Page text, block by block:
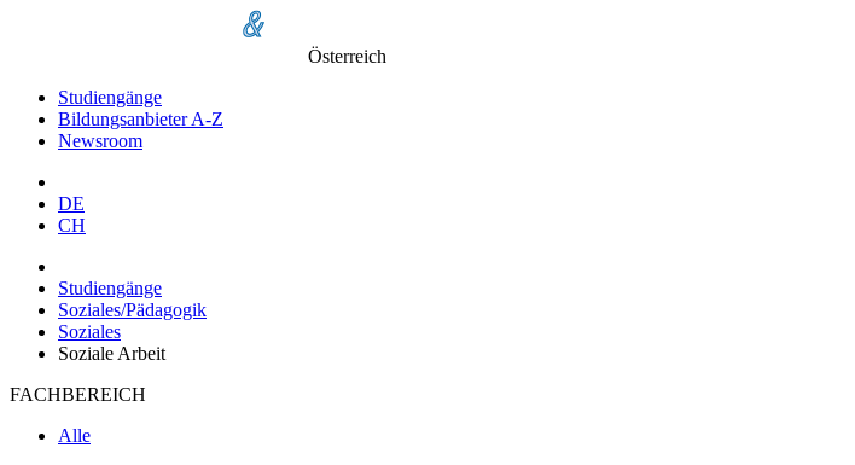
Österreich
Studiengänge
Bildungsanbieter A-Z
Newsroom
DE
CH
Studiengänge
Soziales/Pädagogik
Soziales
Soziale Arbeit
FACHBEREICH
Alle